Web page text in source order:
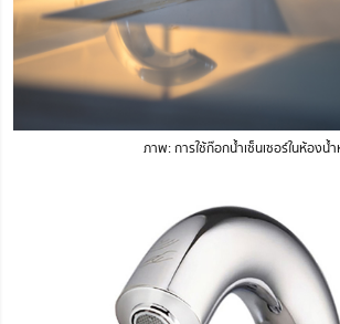
ภาพ: การใช้ก๊อกน้ำเซ็นเซอร์ในห้องน้